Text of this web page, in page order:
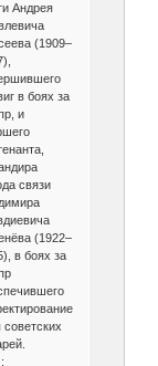
Андрея
(1909–
в боях за
и
связи
(1922–
в боях за
советских